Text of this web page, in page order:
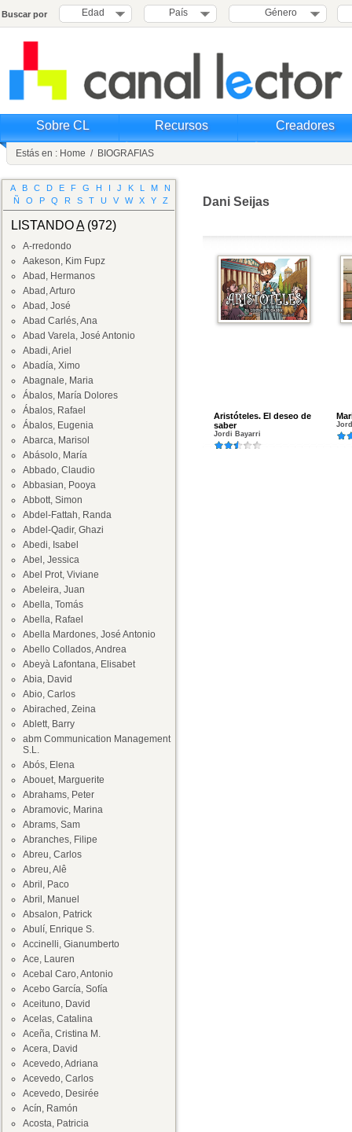
Buscar por Edad País Género
Sobre CL Recursos Creadores
Estás en : Home / BIOGRAFIAS
A B C D E F G H I J K L M
N
Ñ
O P Q R S T U V W X Y Z
LISTANDOA(972)
A-rredondo
Aakeson, Kim Fupz
Abad, Hermanos
Abad, Arturo
Abad, José
Abad Carlés, Ana
Abad Varela, José Antonio
Abadi, Ariel
Abadía, Ximo
Abagnale, Maria
Ábalos, María Dolores
Ábalos, Rafael
Ábalos, Eugenia
Abarca, Marisol
Abásolo, María
Abbado, Claudio
Abbasian, Pooya
Abbott, Simon
Abdel-Fattah, Randa
Abdel-Qadir, Ghazi
Abedi, Isabel
Abel, Jessica
Abel Prot, Viviane
Abeleira, Juan
Abella, Tomás
Abella, Rafael
Abella Mardones, José Antonio
Abello Collados, Andrea
Abeyà Lafontana, Elisabet
Abia, David
Abio, Carlos
Abirached, Zeina
Ablett, Barry
abm Communication Management
S.L.
Abós, Elena
Abouet, Marguerite
Abrahams, Peter
Abramovic, Marina
Abrams, Sam
Abranches, Filipe
Abreu, Carlos
Abreu, Alê
Abril, Paco
Abril, Manuel
Absalon, Patrick
Abulí, Enrique S.
Accinelli, Gianumberto
Ace, Lauren
Acebal Caro, Antonio
Acebo García, Sofía
Aceituno, David
Acelas, Catalina
Aceña, Cristina M.
Acera, David
Acevedo, Adriana
Acevedo, Carlos
Acevedo, Desirée
Acín, Ramón
Acosta, Patricia
Dani Seijas
Aristóteles. El deseo de
saber
Jordi Bayarri